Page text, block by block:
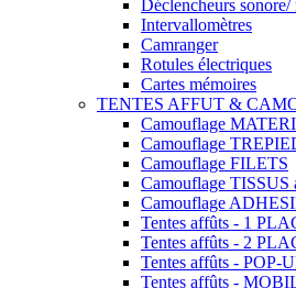
Déclencheurs
Intervallomètres
Camranger
Rotules électriques
Cartes mémoires
TENTES AFFUT &
Camouflage
Camouflage
Camouflage FILETS
Camouflage TISSUS
Camouflage
Tentes affûts - 1
Tentes affûts - 2
Tentes affûts - POP-
Tentes affûts -